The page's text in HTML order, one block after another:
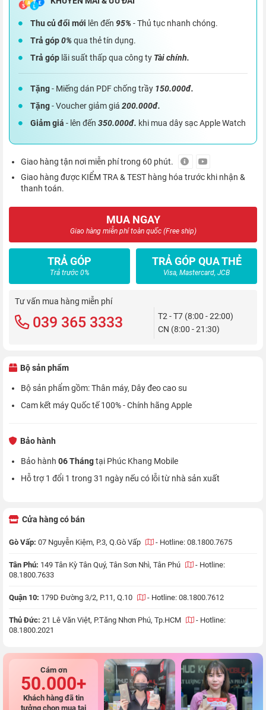
Thu củ đổi mới lên đến 95%- Thủ tục nhanh chóng.
Trả góp0%qua thẻ tín dụng.
Trả góp lãi suất thấp qua công ty Tài chính.
Tặng- Miếng dán PDF chống trầy 150.000đ.
Tặng- Voucher giảm giá 200.000đ.
Giảm giá - lên đến 350.000đ. khi mua dây sạc Apple Watch
Giao hàng tận nơi miễn phí trong 60 phút.
Giao hàng được KIỂM TRA & TEST hàng hóa trước khi nhận &
thanh toán.
MUA NGAY
Giao hàng miễn phí toàn quốc (Free ship)
TRẢ GÓP
Trả trước 0%
TRẢ GÓP QUA THẺ
Visa, Mastercard, JCB
Tư vấn mua hàng miễn phí
039 365 3333
T2 - T7 (8:00 - 22:00)
CN (8:00 - 21:30)
Bộ sản phẩm
Bộ sản phẩm gồm: Thân máy, Dây đeo cao su
Cam kết máy Quốc tế 100% - Chính hãng Apple
Bảo hành
Bảo hành 06 Thángtại Phúc Khang Mobile
Hỗ trợ 1 đổi 1 trong 31 ngày nếu có lỗi từ nhà sản xuất
Cửa hàng có bán
Gò Vấp: 07 Nguyễn Kiệm, P.3, Q.Gò Vấp - Hotline: 08.1800.7675
Tân Phú: 149 Tân Kỳ Tân Quý, Tân Sơn Nhì, Tân Phú - Hotline:
08.1800.7633
Quận 10: 179D Đường 3/2, P.11, Q.10 - Hotline: 08.1800.7612
Thủ Đức: 21 Lê Văn Việt, P.Tăng Nhơn Phú, Tp.HCM - Hotline:
08.1800.2021
Cám ơn
50.000+
Khách hàng đã tin
tưởng chọn mua tại